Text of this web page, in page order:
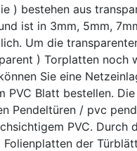
) bestehen aus
ist in 3mm, 5mm,
Um die
) Torplatten noch
Sie eine
PVC Blatt bestellen. Die
Pendeltüren / pvc
PVC. Durch
Folienplatten der